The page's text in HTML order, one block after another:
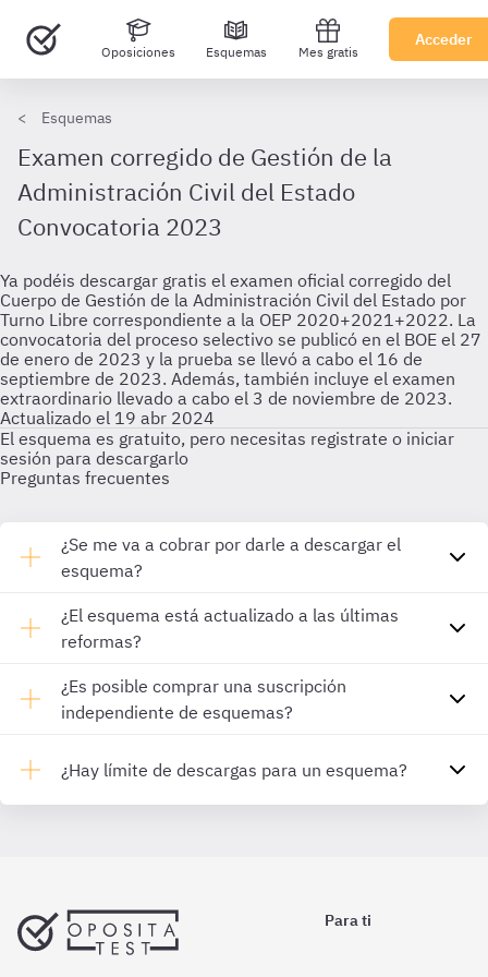
Oposiciones Esquemas Mes gratis
Acceder
Esquemas
Examen corregido de Gestión de la
Administración Civil del Estado
Convocatoria 2023
Ya podéis descargar gratis el examen oficial corregido del
Cuerpo de Gestión de la Administración Civil del Estado por
Turno Libre correspondiente a la OEP 2020+2021+2022. La
convocatoria del proceso selectivo se publicó en el BOE el 27
de enero de 2023 y la prueba se llevó a cabo el 16 de
septiembre de 2023. Además, también incluye el examen
extraordinario llevado a cabo el 3 de noviembre de 2023.
Actualizado el 19 abr 2024
El esquema es gratuito, pero necesitas registrate o iniciar
sesión para descargarlo
Preguntas frecuentes
¿Se me va a cobrar por darle a descargar el
esquema?
¿El esquema está actualizado a las últimas
reformas?
¿Es posible comprar una suscripción
independiente de esquemas?
¿Hay límite de descargas para un esquema?
Para ti